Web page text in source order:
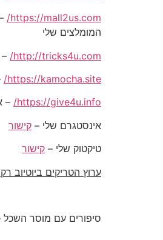
https://mall2us.com/
המומלצים שלי
http://tricks4u.com/
https://kamocha.site/
https://give4u.info/
–
אינסטגרם שלי – קישור
טיקטוק שלי – קישור
ערוץ הטריקים ביוטיוב
סיפורים עם מוסר השכל